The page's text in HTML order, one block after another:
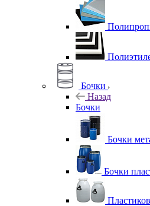
Бочки
Назад
Бочки
Бочки
Бочки